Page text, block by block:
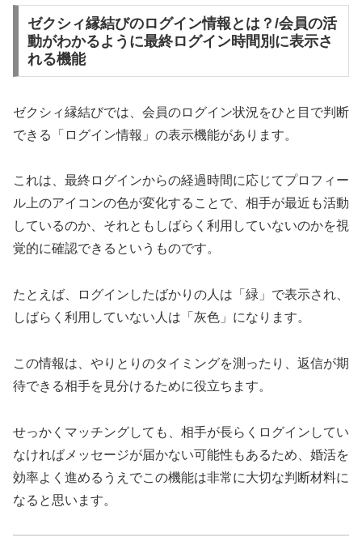
ゼクシィ縁結びのログイン情報とは？/会員の活
動がわかるように最終ログイン時間別に表示さ
れる機能
ゼクシィ縁結びでは、会員のログイン状況をひと目で判断
できる「ログイン情報」の表示機能があります。
これは、最終ログインからの経過時間に応じてプロフィー
ル上のアイコンの色が変化することで、相手が最近も活動
しているのか、それともしばらく利用していないのかを視
覚的に確認できるというものです。
たとえば、ログインしたばかりの人は「緑」で表示され、
しばらく利用していない人は「灰色」になります。
この情報は、やりとりのタイミングを測ったり、返信が期
待できる相手を見分けるために役立ちます。
せっかくマッチングしても、相手が長らくログインしてい
なければメッセージが届かない可能性もあるため、婚活を
効率よく進めるうえでこの機能は非常に大切な判断材料に
なると思います。